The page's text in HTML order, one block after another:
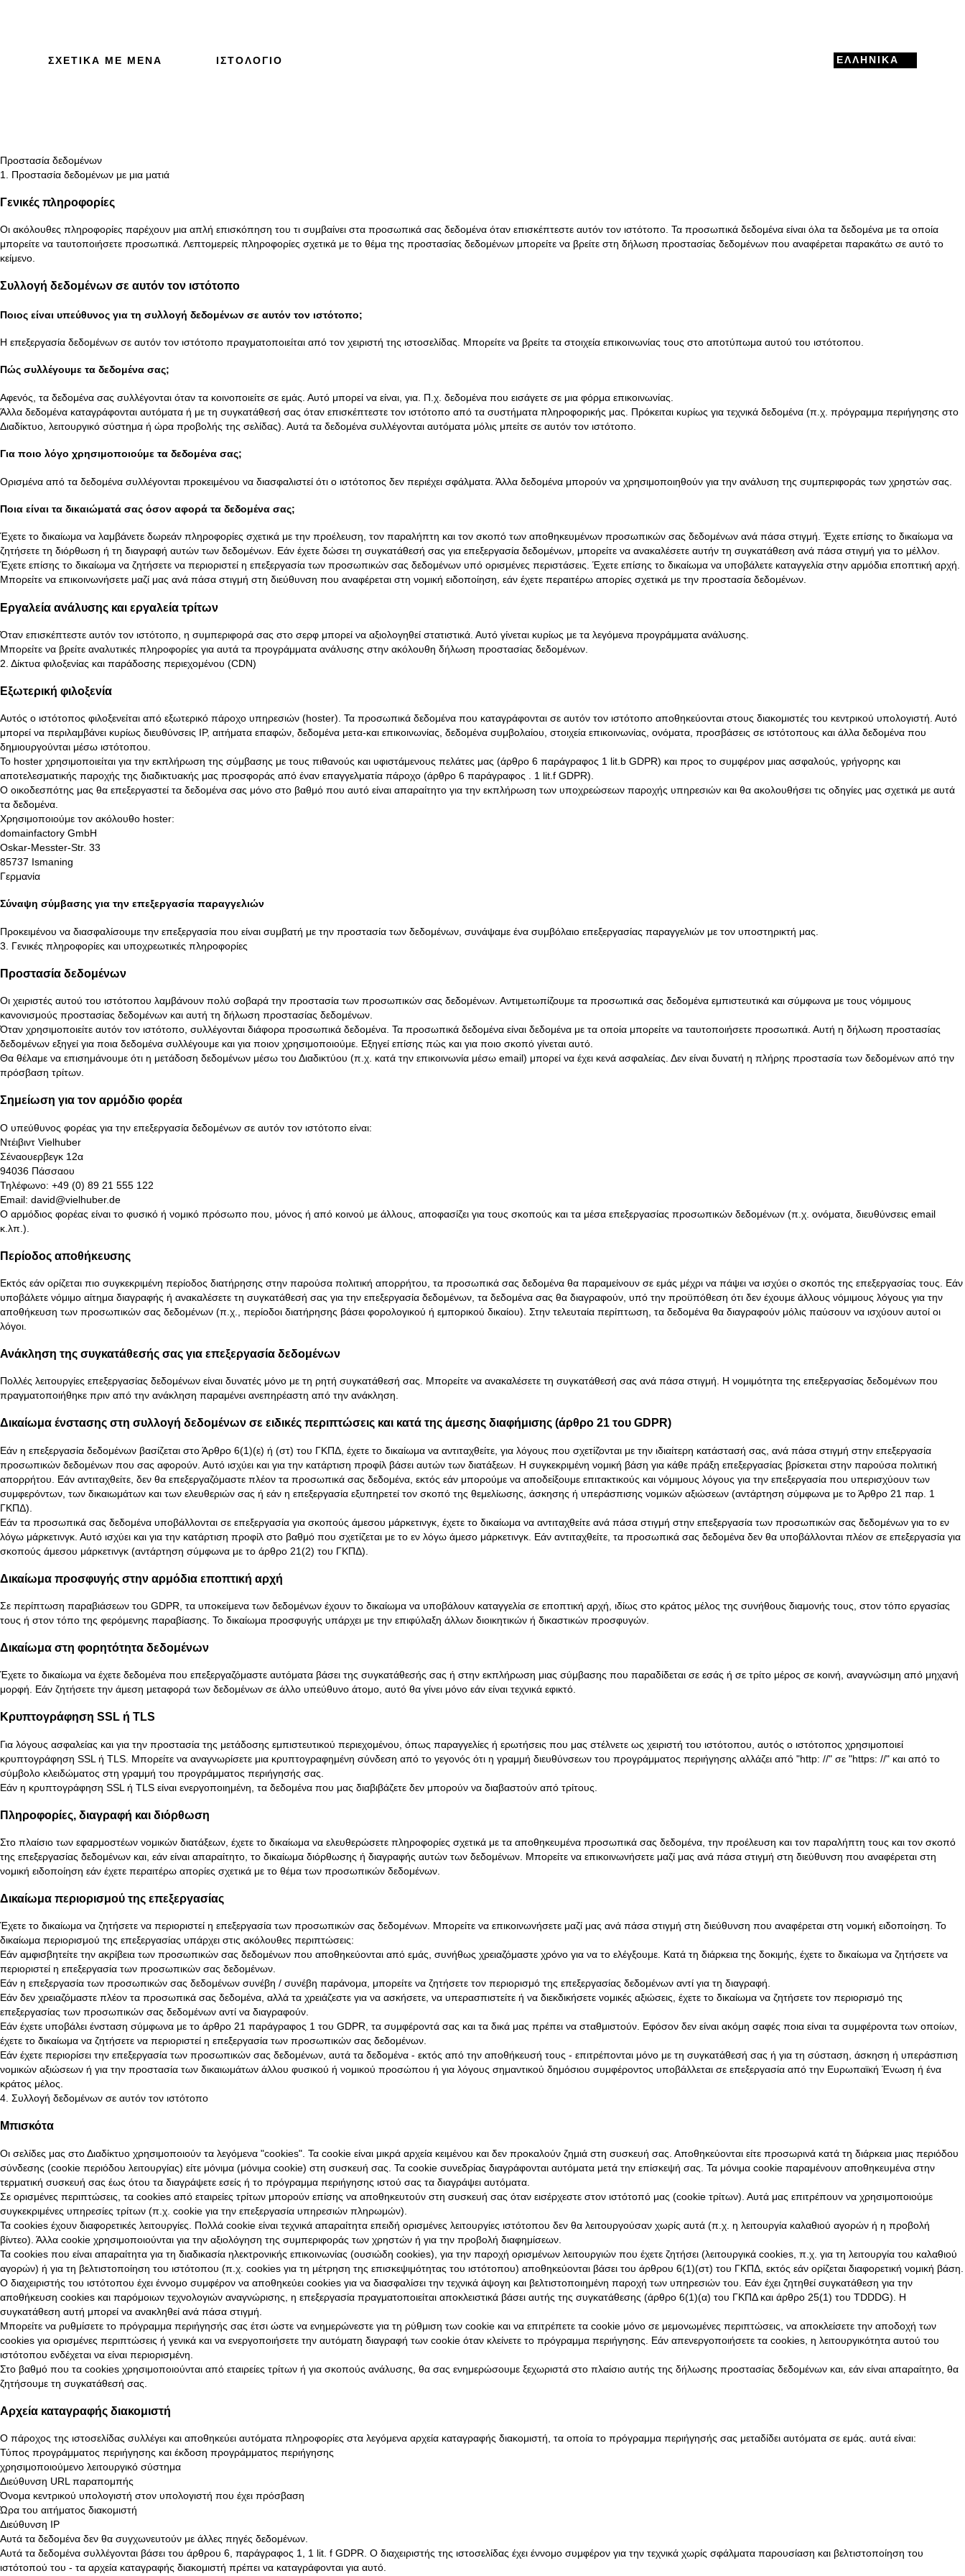
ΣΧΕΤΙΚΆ ΜΕ ΜΈΝΑ ΙΣΤΟΛΌΓΙΟ ΕΛΛΗΝΙΚΆ
Προστασία δεδομένων
1. Προστασία δεδομένων με μια ματιά
Γενικές πληροφορίες
Οι ακόλουθες πληροφορίες παρέχουν μια απλή επισκόπηση του τι συμβαίνει στα προσωπικά σας δεδομένα όταν επισκέπτεστε αυτόν τον ιστότοπο. Τα προσωπικά δεδομένα είναι όλα τα δεδομένα με τα οποία
μπορείτε να ταυτοποιήσετε προσωπικά. Λεπτομερείς πληροφορίες σχετικά με το θέμα της προστασίας δεδομένων μπορείτε να βρείτε στη δήλωση προστασίας δεδομένων που αναφέρεται παρακάτω σε αυτό το
κείμενο.
Συλλογή δεδομένων σε αυτόν τον ιστότοπο
Ποιος είναι υπεύθυνος για τη συλλογή δεδομένων σε αυτόν τον ιστότοπο;
Η επεξεργασία δεδομένων σε αυτόν τον ιστότοπο πραγματοποιείται από τον χειριστή της ιστοσελίδας. Μπορείτε να βρείτε τα στοιχεία επικοινωνίας τους στο αποτύπωμα αυτού του ιστότοπου.
Πώς συλλέγουμε τα δεδομένα σας;
Αφενός, τα δεδομένα σας συλλέγονται όταν τα κοινοποιείτε σε εμάς. Αυτό μπορεί να είναι, για. Π.χ. δεδομένα που εισάγετε σε μια φόρμα επικοινωνίας.
Άλλα δεδομένα καταγράφονται αυτόματα ή με τη συγκατάθεσή σας όταν επισκέπτεστε τον ιστότοπο από τα συστήματα πληροφορικής μας. Πρόκειται κυρίως για τεχνικά δεδομένα (π.χ. πρόγραμμα περιήγησης στο
Διαδίκτυο, λειτουργικό σύστημα ή ώρα προβολής της σελίδας). Αυτά τα δεδομένα συλλέγονται αυτόματα μόλις μπείτε σε αυτόν τον ιστότοπο.
Για ποιο λόγο χρησιμοποιούμε τα δεδομένα σας;
Ορισμένα από τα δεδομένα συλλέγονται προκειμένου να διασφαλιστεί ότι ο ιστότοπος δεν περιέχει σφάλματα. Άλλα δεδομένα μπορούν να χρησιμοποιηθούν για την ανάλυση της συμπεριφοράς των χρηστών σας.
Ποια είναι τα δικαιώματά σας όσον αφορά τα δεδομένα σας;
Έχετε το δικαίωμα να λαμβάνετε δωρεάν πληροφορίες σχετικά με την προέλευση, τον παραλήπτη και τον σκοπό των αποθηκευμένων προσωπικών σας δεδομένων ανά πάσα στιγμή. Έχετε επίσης το δικαίωμα να
ζητήσετε τη διόρθωση ή τη διαγραφή αυτών των δεδομένων. Εάν έχετε δώσει τη συγκατάθεσή σας για επεξεργασία δεδομένων, μπορείτε να ανακαλέσετε αυτήν τη συγκατάθεση ανά πάσα στιγμή για το μέλλον.
Έχετε επίσης το δικαίωμα να ζητήσετε να περιοριστεί η επεξεργασία των προσωπικών σας δεδομένων υπό ορισμένες περιστάσεις. Έχετε επίσης το δικαίωμα να υποβάλετε καταγγελία στην αρμόδια εποπτική αρχή.
Μπορείτε να επικοινωνήσετε μαζί μας ανά πάσα στιγμή στη διεύθυνση που αναφέρεται στη νομική ειδοποίηση, εάν έχετε περαιτέρω απορίες σχετικά με την προστασία δεδομένων.
Εργαλεία ανάλυσης και εργαλεία τρίτων
Όταν επισκέπτεστε αυτόν τον ιστότοπο, η συμπεριφορά σας στο σερφ μπορεί να αξιολογηθεί στατιστικά. Αυτό γίνεται κυρίως με τα λεγόμενα προγράμματα ανάλυσης.
Μπορείτε να βρείτε αναλυτικές πληροφορίες για αυτά τα προγράμματα ανάλυσης στην ακόλουθη δήλωση προστασίας δεδομένων.
2. Δίκτυα φιλοξενίας και παράδοσης περιεχομένου (CDN)
Εξωτερική φιλοξενία
Αυτός ο ιστότοπος φιλοξενείται από εξωτερικό πάροχο υπηρεσιών (hoster). Τα προσωπικά δεδομένα που καταγράφονται σε αυτόν τον ιστότοπο αποθηκεύονται στους διακομιστές του κεντρικού υπολογιστή. Αυτό
μπορεί να περιλαμβάνει κυρίως διευθύνσεις IP, αιτήματα επαφών, δεδομένα μετα-και επικοινωνίας, δεδομένα συμβολαίου, στοιχεία επικοινωνίας, ονόματα, προσβάσεις σε ιστότοπους και άλλα δεδομένα που
δημιουργούνται μέσω ιστότοπου.
Το hoster χρησιμοποιείται για την εκπλήρωση της σύμβασης με τους πιθανούς και υφιστάμενους πελάτες μας (άρθρο 6 παράγραφος 1 lit.b GDPR) και προς το συμφέρον μιας ασφαλούς, γρήγορης και
αποτελεσματικής παροχής της διαδικτυακής μας προσφοράς από έναν επαγγελματία πάροχο (άρθρο 6 παράγραφος . 1 lit.f GDPR).
Ο οικοδεσπότης μας θα επεξεργαστεί τα δεδομένα σας μόνο στο βαθμό που αυτό είναι απαραίτητο για την εκπλήρωση των υποχρεώσεων παροχής υπηρεσιών και θα ακολουθήσει τις οδηγίες μας σχετικά με αυτά
τα δεδομένα.
Χρησιμοποιούμε τον ακόλουθο hoster:
domainfactory GmbH
Oskar-Messter-Str. 33
85737 Ismaning
Γερμανία
Σύναψη σύμβασης για την επεξεργασία παραγγελιών
Προκειμένου να διασφαλίσουμε την επεξεργασία που είναι συμβατή με την προστασία των δεδομένων, συνάψαμε ένα συμβόλαιο επεξεργασίας παραγγελιών με τον υποστηρικτή μας.
3. Γενικές πληροφορίες και υποχρεωτικές πληροφορίες
Προστασία δεδομένων
Οι χειριστές αυτού του ιστότοπου λαμβάνουν πολύ σοβαρά την προστασία των προσωπικών σας δεδομένων. Αντιμετωπίζουμε τα προσωπικά σας δεδομένα εμπιστευτικά και σύμφωνα με τους νόμιμους
κανονισμούς προστασίας δεδομένων και αυτή τη δήλωση προστασίας δεδομένων.
Όταν χρησιμοποιείτε αυτόν τον ιστότοπο, συλλέγονται διάφορα προσωπικά δεδομένα. Τα προσωπικά δεδομένα είναι δεδομένα με τα οποία μπορείτε να ταυτοποιήσετε προσωπικά. Αυτή η δήλωση προστασίας
δεδομένων εξηγεί για ποια δεδομένα συλλέγουμε και για ποιον χρησιμοποιούμε. Εξηγεί επίσης πώς και για ποιο σκοπό γίνεται αυτό.
Θα θέλαμε να επισημάνουμε ότι η μετάδοση δεδομένων μέσω του Διαδικτύου (π.χ. κατά την επικοινωνία μέσω email) μπορεί να έχει κενά ασφαλείας. Δεν είναι δυνατή η πλήρης προστασία των δεδομένων από την
πρόσβαση τρίτων.
Σημείωση για τον αρμόδιο φορέα
Ο υπεύθυνος φορέας για την επεξεργασία δεδομένων σε αυτόν τον ιστότοπο είναι:
Ντέιβιντ Vielhuber
Σέναουερβεγκ 12α
94036 Πάσσαου
Τηλέφωνο: +49 (0) 89 21 555 122
Email: david@vielhuber.de
Ο αρμόδιος φορέας είναι το φυσικό ή νομικό πρόσωπο που, μόνος ή από κοινού με άλλους, αποφασίζει για τους σκοπούς και τα μέσα επεξεργασίας προσωπικών δεδομένων (π.χ. ονόματα, διευθύνσεις email
κ.λπ.).
Περίοδος αποθήκευσης
Εκτός εάν ορίζεται πιο συγκεκριμένη περίοδος διατήρησης στην παρούσα πολιτική απορρήτου, τα προσωπικά σας δεδομένα θα παραμείνουν σε εμάς μέχρι να πάψει να ισχύει ο σκοπός της επεξεργασίας τους. Εάν
υποβάλετε νόμιμο αίτημα διαγραφής ή ανακαλέσετε τη συγκατάθεσή σας για την επεξεργασία δεδομένων, τα δεδομένα σας θα διαγραφούν, υπό την προϋπόθεση ότι δεν έχουμε άλλους νόμιμους λόγους για την
αποθήκευση των προσωπικών σας δεδομένων (π.χ., περίοδοι διατήρησης βάσει φορολογικού ή εμπορικού δικαίου). Στην τελευταία περίπτωση, τα δεδομένα θα διαγραφούν μόλις παύσουν να ισχύουν αυτοί οι
λόγοι.
Ανάκληση της συγκατάθεσής σας για επεξεργασία δεδομένων
Πολλές λειτουργίες επεξεργασίας δεδομένων είναι δυνατές μόνο με τη ρητή συγκατάθεσή σας. Μπορείτε να ανακαλέσετε τη συγκατάθεσή σας ανά πάσα στιγμή. Η νομιμότητα της επεξεργασίας δεδομένων που
πραγματοποιήθηκε πριν από την ανάκληση παραμένει ανεπηρέαστη από την ανάκληση.
Δικαίωμα ένστασης στη συλλογή δεδομένων σε ειδικές περιπτώσεις και κατά της άμεσης διαφήμισης (άρθρο 21 του GDPR)
Εάν η επεξεργασία δεδομένων βασίζεται στο Άρθρο 6(1)(ε) ή (στ) του ΓΚΠΔ, έχετε το δικαίωμα να αντιταχθείτε, για λόγους που σχετίζονται με την ιδιαίτερη κατάστασή σας, ανά πάσα στιγμή στην επεξεργασία
προσωπικών δεδομένων που σας αφορούν. Αυτό ισχύει και για την κατάρτιση προφίλ βάσει αυτών των διατάξεων. Η συγκεκριμένη νομική βάση για κάθε πράξη επεξεργασίας βρίσκεται στην παρούσα πολιτική
απορρήτου. Εάν αντιταχθείτε, δεν θα επεξεργαζόμαστε πλέον τα προσωπικά σας δεδομένα, εκτός εάν μπορούμε να αποδείξουμε επιτακτικούς και νόμιμους λόγους για την επεξεργασία που υπερισχύουν των
συμφερόντων, των δικαιωμάτων και των ελευθεριών σας ή εάν η επεξεργασία εξυπηρετεί τον σκοπό της θεμελίωσης, άσκησης ή υπεράσπισης νομικών αξιώσεων (αντάρτηση σύμφωνα με το Άρθρο 21 παρ. 1
ΓΚΠΔ).
Εάν τα προσωπικά σας δεδομένα υποβάλλονται σε επεξεργασία για σκοπούς άμεσου μάρκετινγκ, έχετε το δικαίωμα να αντιταχθείτε ανά πάσα στιγμή στην επεξεργασία των προσωπικών σας δεδομένων για το εν
λόγω μάρκετινγκ. Αυτό ισχύει και για την κατάρτιση προφίλ στο βαθμό που σχετίζεται με το εν λόγω άμεσο μάρκετινγκ. Εάν αντιταχθείτε, τα προσωπικά σας δεδομένα δεν θα υποβάλλονται πλέον σε επεξεργασία για
σκοπούς άμεσου μάρκετινγκ (αντάρτηση σύμφωνα με το άρθρο 21(2) του ΓΚΠΔ).
Δικαίωμα προσφυγής στην αρμόδια εποπτική αρχή
Σε περίπτωση παραβιάσεων του GDPR, τα υποκείμενα των δεδομένων έχουν το δικαίωμα να υποβάλουν καταγγελία σε εποπτική αρχή, ιδίως στο κράτος μέλος της συνήθους διαμονής τους, στον τόπο εργασίας
τους ή στον τόπο της φερόμενης παραβίασης. Το δικαίωμα προσφυγής υπάρχει με την επιφύλαξη άλλων διοικητικών ή δικαστικών προσφυγών.
Δικαίωμα στη φορητότητα δεδομένων
Έχετε το δικαίωμα να έχετε δεδομένα που επεξεργαζόμαστε αυτόματα βάσει της συγκατάθεσής σας ή στην εκπλήρωση μιας σύμβασης που παραδίδεται σε εσάς ή σε τρίτο μέρος σε κοινή, αναγνώσιμη από μηχανή
μορφή. Εάν ζητήσετε την άμεση μεταφορά των δεδομένων σε άλλο υπεύθυνο άτομο, αυτό θα γίνει μόνο εάν είναι τεχνικά εφικτό.
Κρυπτογράφηση SSL ή TLS
Για λόγους ασφαλείας και για την προστασία της μετάδοσης εμπιστευτικού περιεχομένου, όπως παραγγελίες ή ερωτήσεις που μας στέλνετε ως χειριστή του ιστότοπου, αυτός ο ιστότοπος χρησιμοποιεί
κρυπτογράφηση SSL ή TLS. Μπορείτε να αναγνωρίσετε μια κρυπτογραφημένη σύνδεση από το γεγονός ότι η γραμμή διευθύνσεων του προγράμματος περιήγησης αλλάζει από "http: //" σε "https: //" και από το
σύμβολο κλειδώματος στη γραμμή του προγράμματος περιήγησής σας.
Εάν η κρυπτογράφηση SSL ή TLS είναι ενεργοποιημένη, τα δεδομένα που μας διαβιβάζετε δεν μπορούν να διαβαστούν από τρίτους.
Πληροφορίες, διαγραφή και διόρθωση
Στο πλαίσιο των εφαρμοστέων νομικών διατάξεων, έχετε το δικαίωμα να ελευθερώσετε πληροφορίες σχετικά με τα αποθηκευμένα προσωπικά σας δεδομένα, την προέλευση και τον παραλήπτη τους και τον σκοπό
της επεξεργασίας δεδομένων και, εάν είναι απαραίτητο, το δικαίωμα διόρθωσης ή διαγραφής αυτών των δεδομένων. Μπορείτε να επικοινωνήσετε μαζί μας ανά πάσα στιγμή στη διεύθυνση που αναφέρεται στη
νομική ειδοποίηση εάν έχετε περαιτέρω απορίες σχετικά με το θέμα των προσωπικών δεδομένων.
Δικαίωμα περιορισμού της επεξεργασίας
Έχετε το δικαίωμα να ζητήσετε να περιοριστεί η επεξεργασία των προσωπικών σας δεδομένων. Μπορείτε να επικοινωνήσετε μαζί μας ανά πάσα στιγμή στη διεύθυνση που αναφέρεται στη νομική ειδοποίηση. Το
δικαίωμα περιορισμού της επεξεργασίας υπάρχει στις ακόλουθες περιπτώσεις:
Εάν αμφισβητείτε την ακρίβεια των προσωπικών σας δεδομένων που αποθηκεύονται από εμάς, συνήθως χρειαζόμαστε χρόνο για να το ελέγξουμε. Κατά τη διάρκεια της δοκιμής, έχετε το δικαίωμα να ζητήσετε να
περιοριστεί η επεξεργασία των προσωπικών σας δεδομένων.
Εάν η επεξεργασία των προσωπικών σας δεδομένων συνέβη / συνέβη παράνομα, μπορείτε να ζητήσετε τον περιορισμό της επεξεργασίας δεδομένων αντί για τη διαγραφή.
Εάν δεν χρειαζόμαστε πλέον τα προσωπικά σας δεδομένα, αλλά τα χρειάζεστε για να ασκήσετε, να υπερασπιστείτε ή να διεκδικήσετε νομικές αξιώσεις, έχετε το δικαίωμα να ζητήσετε τον περιορισμό της
επεξεργασίας των προσωπικών σας δεδομένων αντί να διαγραφούν.
Εάν έχετε υποβάλει ένσταση σύμφωνα με το άρθρο 21 παράγραφος 1 του GDPR, τα συμφέροντά σας και τα δικά μας πρέπει να σταθμιστούν. Εφόσον δεν είναι ακόμη σαφές ποια είναι τα συμφέροντα των οποίων,
έχετε το δικαίωμα να ζητήσετε να περιοριστεί η επεξεργασία των προσωπικών σας δεδομένων.
Εάν έχετε περιορίσει την επεξεργασία των προσωπικών σας δεδομένων, αυτά τα δεδομένα - εκτός από την αποθήκευσή τους - επιτρέπονται μόνο με τη συγκατάθεσή σας ή για τη σύσταση, άσκηση ή υπεράσπιση
νομικών αξιώσεων ή για την προστασία των δικαιωμάτων άλλου φυσικού ή νομικού προσώπου ή για λόγους σημαντικού δημόσιου συμφέροντος υποβάλλεται σε επεξεργασία από την Ευρωπαϊκή Ένωση ή ένα
κράτος μέλος.
4. Συλλογή δεδομένων σε αυτόν τον ιστότοπο
Μπισκότα
Οι σελίδες μας στο Διαδίκτυο χρησιμοποιούν τα λεγόμενα "cookies". Τα cookie είναι μικρά αρχεία κειμένου και δεν προκαλούν ζημιά στη συσκευή σας. Αποθηκεύονται είτε προσωρινά κατά τη διάρκεια μιας περιόδου
σύνδεσης (cookie περιόδου λειτουργίας) είτε μόνιμα (μόνιμα cookie) στη συσκευή σας. Τα cookie συνεδρίας διαγράφονται αυτόματα μετά την επίσκεψή σας. Τα μόνιμα cookie παραμένουν αποθηκευμένα στην
τερματική συσκευή σας έως ότου τα διαγράψετε εσείς ή το πρόγραμμα περιήγησης ιστού σας τα διαγράψει αυτόματα.
Σε ορισμένες περιπτώσεις, τα cookies από εταιρείες τρίτων μπορούν επίσης να αποθηκευτούν στη συσκευή σας όταν εισέρχεστε στον ιστότοπό μας (cookie τρίτων). Αυτά μας επιτρέπουν να χρησιμοποιούμε
συγκεκριμένες υπηρεσίες τρίτων (π.χ. cookie για την επεξεργασία υπηρεσιών πληρωμών).
Τα cookies έχουν διαφορετικές λειτουργίες. Πολλά cookie είναι τεχνικά απαραίτητα επειδή ορισμένες λειτουργίες ιστότοπου δεν θα λειτουργούσαν χωρίς αυτά (π.χ. η λειτουργία καλαθιού αγορών ή η προβολή
βίντεο). Άλλα cookie χρησιμοποιούνται για την αξιολόγηση της συμπεριφοράς των χρηστών ή για την προβολή διαφημίσεων.
Τα cookies που είναι απαραίτητα για τη διαδικασία ηλεκτρονικής επικοινωνίας (ουσιώδη cookies), για την παροχή ορισμένων λειτουργιών που έχετε ζητήσει (λειτουργικά cookies, π.χ. για τη λειτουργία του καλαθιού
αγορών) ή για τη βελτιστοποίηση του ιστότοπου (π.χ. cookies για τη μέτρηση της επισκεψιμότητας του ιστότοπου) αποθηκεύονται βάσει του άρθρου 6(1)(στ) του ΓΚΠΔ, εκτός εάν ορίζεται διαφορετική νομική βάση.
Ο διαχειριστής του ιστότοπου έχει έννομο συμφέρον να αποθηκεύει cookies για να διασφαλίσει την τεχνικά άψογη και βελτιστοποιημένη παροχή των υπηρεσιών του. Εάν έχει ζητηθεί συγκατάθεση για την
αποθήκευση cookies και παρόμοιων τεχνολογιών αναγνώρισης, η επεξεργασία πραγματοποιείται αποκλειστικά βάσει αυτής της συγκατάθεσης (άρθρο 6(1)(α) του ΓΚΠΔ και άρθρο 25(1) του TDDDG). Η
συγκατάθεση αυτή μπορεί να ανακληθεί ανά πάσα στιγμή.
Μπορείτε να ρυθμίσετε το πρόγραμμα περιήγησής σας έτσι ώστε να ενημερώνεστε για τη ρύθμιση των cookie και να επιτρέπετε τα cookie μόνο σε μεμονωμένες περιπτώσεις, να αποκλείσετε την αποδοχή των
cookies για ορισμένες περιπτώσεις ή γενικά και να ενεργοποιήσετε την αυτόματη διαγραφή των cookie όταν κλείνετε το πρόγραμμα περιήγησης. Εάν απενεργοποιήσετε τα cookies, η λειτουργικότητα αυτού του
ιστότοπου ενδέχεται να είναι περιορισμένη.
Στο βαθμό που τα cookies χρησιμοποιούνται από εταιρείες τρίτων ή για σκοπούς ανάλυσης, θα σας ενημερώσουμε ξεχωριστά στο πλαίσιο αυτής της δήλωσης προστασίας δεδομένων και, εάν είναι απαραίτητο, θα
ζητήσουμε τη συγκατάθεσή σας.
Αρχεία καταγραφής διακομιστή
Ο πάροχος της ιστοσελίδας συλλέγει και αποθηκεύει αυτόματα πληροφορίες στα λεγόμενα αρχεία καταγραφής διακομιστή, τα οποία το πρόγραμμα περιήγησής σας μεταδίδει αυτόματα σε εμάς. αυτά είναι:
Τύπος προγράμματος περιήγησης και έκδοση προγράμματος περιήγησης
χρησιμοποιούμενο λειτουργικό σύστημα
Διεύθυνση URL παραπομπής
Όνομα κεντρικού υπολογιστή στον υπολογιστή που έχει πρόσβαση
Ώρα του αιτήματος διακομιστή
Διεύθυνση IP
Αυτά τα δεδομένα δεν θα συγχωνευτούν με άλλες πηγές δεδομένων.
Αυτά τα δεδομένα συλλέγονται βάσει του άρθρου 6, παράγραφος 1, 1 lit. f GDPR. Ο διαχειριστής της ιστοσελίδας έχει έννομο συμφέρον για την τεχνικά χωρίς σφάλματα παρουσίαση και βελτιστοποίηση του
ιστότοπού του - τα αρχεία καταγραφής διακομιστή πρέπει να καταγράφονται για αυτό.